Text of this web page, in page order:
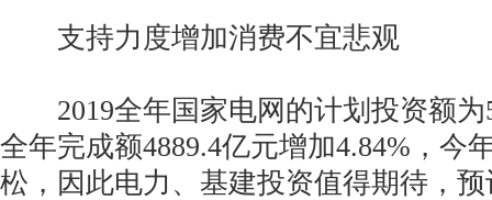
支持力度增加消费不宜悲观
2019全年国家电网的计划投资额为
全年完成额4889.4亿元增加4.84%，今
松，因此电力、基建投资值得期待，